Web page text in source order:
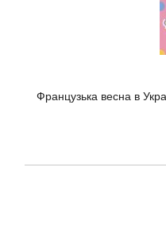
Французька весна в